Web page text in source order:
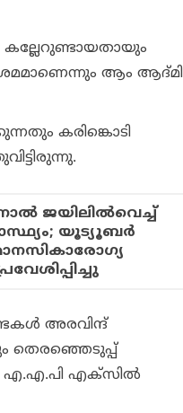
കല്ലേറുണ്ടായതായും
ആം ആദ്മി
കരിങ്കൊടി
ജയിലില്‍വെച്ച്
യൂട്യൂബര്‍
അരവിന്ദ്
തെരഞ്ഞെടുപ്പ്
എ.എ.പി എക്സില്‍